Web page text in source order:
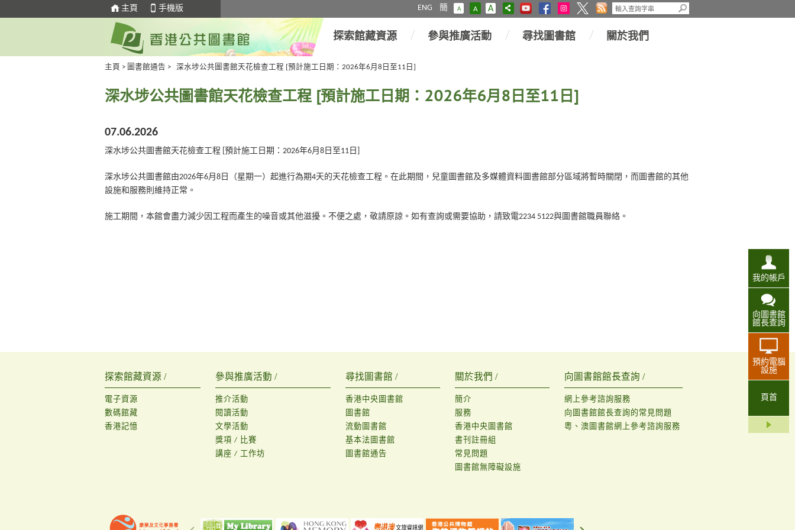
主頁 手機版 ENG 簡 A A A
我的帳戶
向圖書館
館長查詢
預約電腦
設施
頁首
探索館藏資源 參與推廣活動 尋找圖書館 關於我們
主頁 > 圖書館通告 > 深水埗公共圖書館天花檢查工程 [預計施工日期：2026年6月8日至11日]
深水埗公共圖書館天花檢查工程 [預計施工日期：2026年6月8日至11日]
07.06.2026
深水埗公共圖書館天花檢查工程 [預計施工日期：2026年6月8日至11日]
深水埗公共圖書館由2026年6月8日（星期一）起進行為期4天的天花檢查工程。在此期間，兒童圖書館及多媒體資料圖書館部分區域將暫時關閉，而圖書館的其他
設施和服務則維持正常。
施工期間，本館會盡力減少因工程而產生的噪音或其他滋擾。不便之處，敬請原諒。如有查詢或需要協助，請致電2234 5122與圖書館職員聯絡。
探索館藏資源 /
電子資源
數碼館藏
香港記憶
參與推廣活動 /
推介活動
閱讀活動
文學活動
獎項 / 比賽
講座 / 工作坊
尋找圖書館 /
香港中央圖書館
圖書館
流動圖書館
基本法圖書館
圖書館通告
關於我們 /
簡介
服務
香港中央圖書館
書刊註冊組
常見問題
圖書館無障礙設施
向圖書館館長查詢 /
網上參考諮詢服務
向圖書館館長查詢的常見問題
粵、澳圖書館網上參考諮詢服務